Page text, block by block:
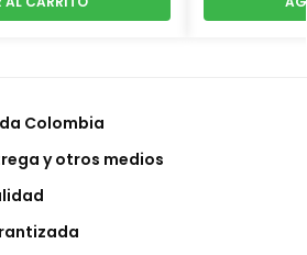
Colombia
y otros medios